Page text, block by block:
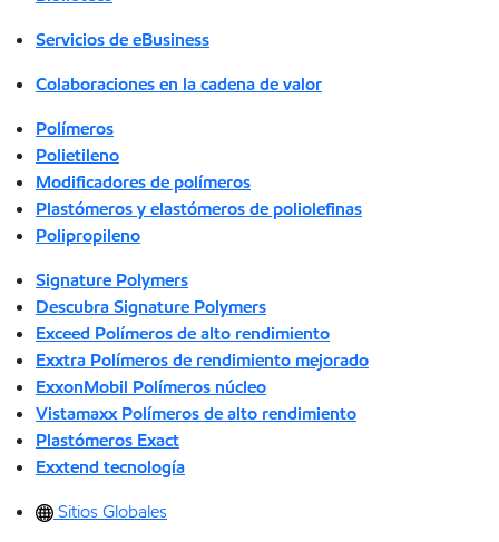
Servicios de eBusiness
Colaboraciones en la cadena de valor
Polímeros
Polietileno
Modificadores de polímeros
Plastómeros y elastómeros de poliolefinas
Polipropileno
Signature Polymers
Descubra Signature Polymers
Exceed Polímeros de alto rendimiento
Exxtra Polímeros de rendimiento mejorado
ExxonMobil Polímeros núcleo
Vistamaxx Polímeros de alto rendimiento
Plastómeros Exact
Exxtend tecnología
Sitios Globales